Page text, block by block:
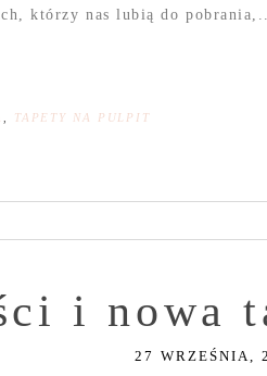
którzy nas lubią do
, TAPETY NA PULPIT
i nowa
27 WRZEŚNIA,